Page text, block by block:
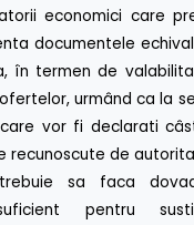
economici care
documentele
în termen de
urmând ca la
vor fi declarati
recunoscute de
sa faca
pentru